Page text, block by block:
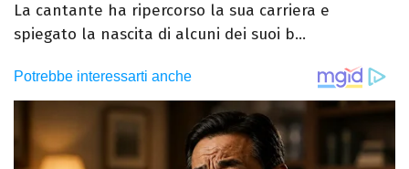
La cantante ha ripercorso la sua carriera e
spiegato la nascita di alcuni dei suoi b...